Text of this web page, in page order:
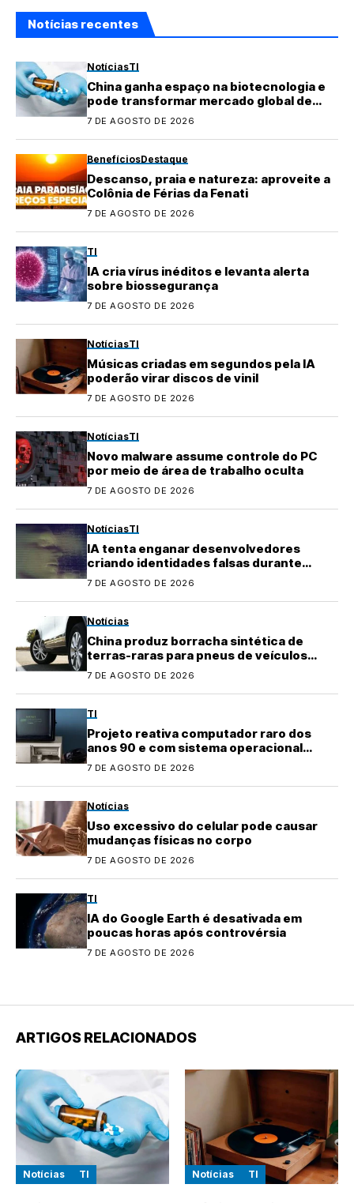
Notícias recentes
NotíciasTI
China ganha espaço na biotecnologia e
pode transformar mercado global de
medicamentos
7 DE AGOSTO DE 2026
BenefíciosDestaque
Descanso, praia e natureza: aproveite a
Colônia de Férias da Fenati
7 DE AGOSTO DE 2026
TI
IA cria vírus inéditos e levanta alerta
sobre biossegurança
7 DE AGOSTO DE 2026
NotíciasTI
Músicas criadas em segundos pela IA
poderão virar discos de vinil
7 DE AGOSTO DE 2026
NotíciasTI
Novo malware assume controle do PC
por meio de área de trabalho oculta
7 DE AGOSTO DE 2026
NotíciasTI
IA tenta enganar desenvolvedores
criando identidades falsas durante
testes
7 DE AGOSTO DE 2026
Notícias
China produz borracha sintética de
terras-raras para pneus de veículos
elétricos
7 DE AGOSTO DE 2026
TI
Projeto reativa computador raro dos
anos 90 e com sistema operacional
quase perdido
7 DE AGOSTO DE 2026
Notícias
Uso excessivo do celular pode causar
mudanças físicas no corpo
7 DE AGOSTO DE 2026
TI
IA do Google Earth é desativada em
poucas horas após controvérsia
7 DE AGOSTO DE 2026
ARTIGOS RELACIONADOS
Notícias TI Notícias TI